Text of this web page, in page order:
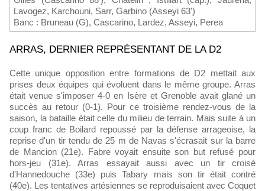
Lavogez, Karchouni, Sarr, Garbino (Asseyi 63')
Banc : Bruneau (G), Cascarino, Lardez, Asseyi, Perea
ARRAS, DERNIER REPRÉSENTANT DE LA D2
Cette unique opposition entre formations de D2 mettait aux
prises deux équipes qui évoluent dans le même groupe. Arras
était venue s'imposer 4-0 en Isère et Grenoble avait glané un
succès au retour (0-1). Pour ce troisième rendez-vous de la
saison, la bataille était celle du milieu de terrain. Mais suite à un
coup franc de Boilard repoussé par la défense arrageoise, la
reprise d'un tir tendu de 25 m de Navas s'écrasait sur la barre
de Mancion (21e). Fabre voyait ensuite son but refusé pour
hors-jeu (31e). Arras essayait aussi avec un tir croisé
d'Hannedouche (33e) puis Tabary mais son tir était contré
(40e). Les tentatives artésiennes se reproduisaient avec Coquet